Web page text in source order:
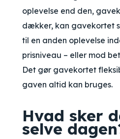
oplevelse end den,
dækker, kan gavekortet
til en anden oplevelse
prisniveau – eller mod
Det gør gavekortet
gaven altid kan bruges.
Hvad sker
selve